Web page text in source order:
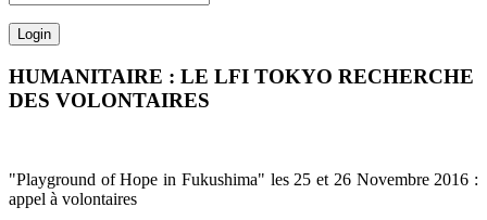
HUMANITAIRE : LE LFI TOKYO RECHERCHE
DES VOLONTAIRES
"Playground of Hope in Fukushima" les 25 et 26 Novembre 2016 :
appel à volontaires